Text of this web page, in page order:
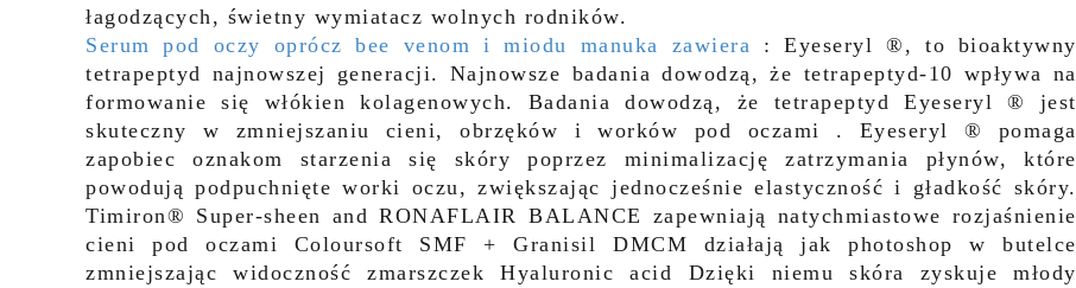
łagodzących, świetny wymiatacz wolnych rodników.
Serum pod oczy oprócz bee venom i miodu manuka zawiera : Eyeseryl ®, to bioaktywny
tetrapeptyd najnowszej generacji. Najnowsze badania dowodzą, że tetrapeptyd-10 wpływa na
formowanie się włókien kolagenowych. Badania dowodzą, że tetrapeptyd Eyeseryl ® jest
skuteczny w zmniejszaniu cieni, obrzęków i worków pod oczami . Eyeseryl ® pomaga
zapobiec oznakom starzenia się skóry poprzez minimalizację zatrzymania płynów, które
powodują podpuchnięte worki oczu, zwiększając jednocześnie elastyczność i gładkość skóry.
Timiron® Super-sheen and RONAFLAIR BALANCE zapewniają natychmiastowe rozjaśnienie
cieni pod oczami Coloursoft SMF + Granisil DMCM działają jak photoshop w butelce
zmniejszając widoczność zmarszczek Hyaluronic acid Dzięki niemu skóra zyskuje młody